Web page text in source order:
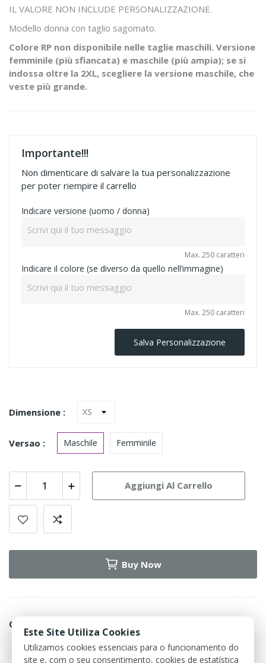
IL VALORE NON INCLUDE PERSONALIZZAZIONE.
Modello donna con taglio sagomato.
Colore RP non disponibile nelle taglie maschili. Versione
femminile (più sfiancata) e maschile (più ampia); se si
indossa oltre la 2XL, scegliere la versione maschile, che
veste più grande.
Importante!!!
Non dimenticare di salvare la tua personalizzazione
per poter riempire il carrello
Indicare versione (uomo / donna)
Max. 250 caratteri
Indicare il colore (se diverso da quello nell’immagine)
Max. 250 caratteri
Salva Personalizzazione
Dimensione :
Versao : Maschile Femminile
Aggiungi Al Carrello
Buy Now
Condividi
Política de devolução
Este Site Utiliza Cookies
Utilizamos cookies essenciais para o funcionamento do
site e, com o seu consentimento, cookies de estatística